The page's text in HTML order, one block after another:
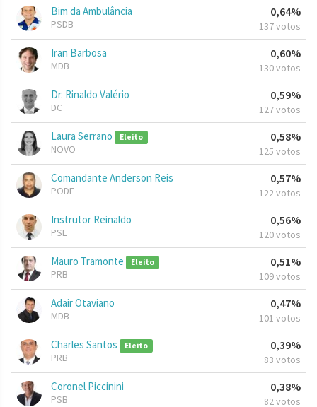
Bim da Ambulância
PSDB
0,64%
137 votos
Iran Barbosa
MDB
0,60%
130 votos
Dr. Rinaldo Valério
DC
0,59%
127 votos
Laura Serrano Eleito
NOVO
0,58%
125 votos
Comandante Anderson Reis
PODE
0,57%
122 votos
Instrutor Reinaldo
PSL
0,56%
120 votos
Mauro Tramonte Eleito
PRB
0,51%
109 votos
Adair Otaviano
MDB
0,47%
101 votos
Charles Santos Eleito
PRB
0,39%
83 votos
Coronel Piccinini
PSB
0,38%
82 votos